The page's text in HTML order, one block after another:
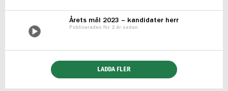
Årets mål 2023 – kandidater herr
Publicerades för 2 år sedan
LADDA FLER